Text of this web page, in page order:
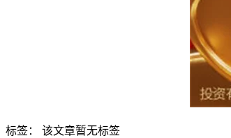
标签：
该文章暂无标签